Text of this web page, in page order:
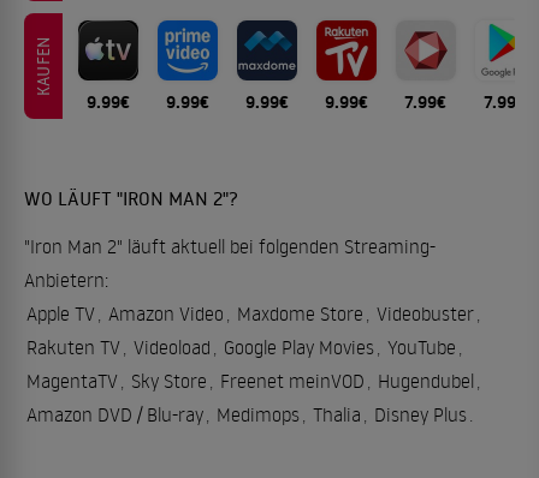
KAUFEN
9.99€ 9.99€ 9.99€ 9.99€ 7.99€ 7.99€
WO LÄUFT "IRON MAN 2"?
"Iron Man 2" läuft aktuell bei folgenden Streaming-
Anbietern:
Apple TV Amazon Video Maxdome Store Videobuster
Rakuten TV Videoload Google Play Movies YouTube
MagentaTV Sky Store Freenet meinVOD Hugendubel
Amazon DVD / Blu-ray Medimops Thalia Disney Plus